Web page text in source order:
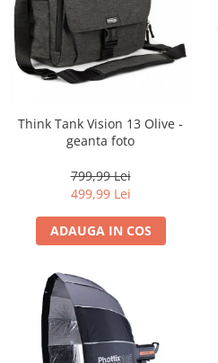
Think Tank Vision 13 Olive -
geanta foto
799,99 Lei
499,99 Lei
ADAUGA IN COS